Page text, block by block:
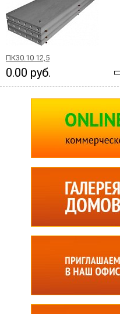
ПК30.10 12,5
0.00 руб.